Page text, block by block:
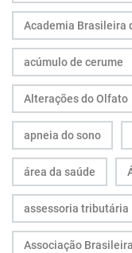
Academia Brasileira
acúmulo de cerume
Alterações do Olfato
apneia do sono
área da saúde
assessoria tributária
Associação